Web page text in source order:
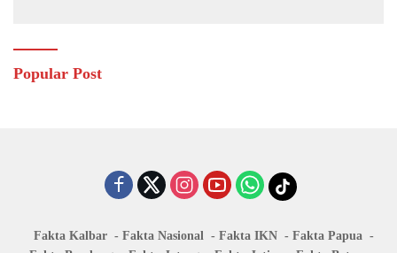
Popular Post
Fakta Kalbar Fakta Nasional Fakta IKN
Fakta Papua